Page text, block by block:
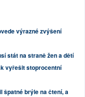
výrazné zvýšení
stát na straně žen a dětí
vyřešit stoprocentní
špatné brýle na čtení, a